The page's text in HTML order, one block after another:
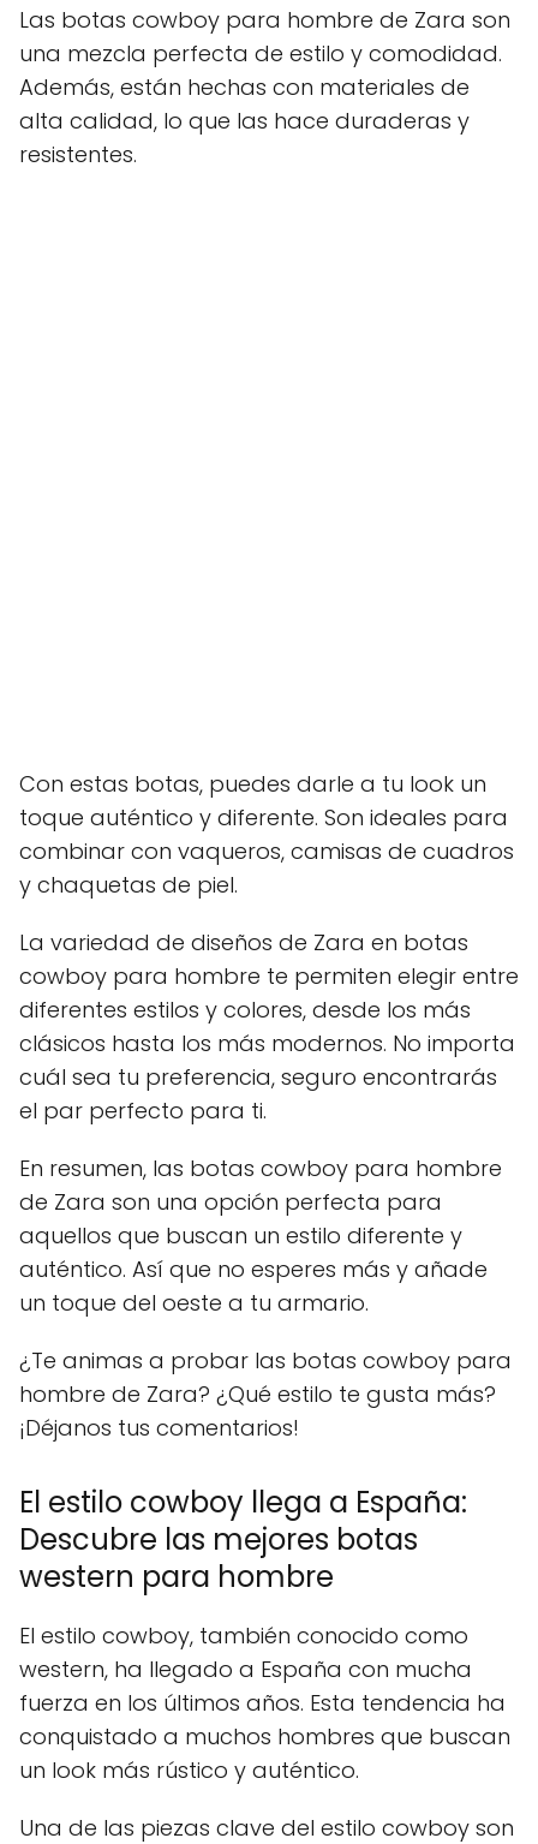
Las botas cowboy para hombre de Zara son
una mezcla perfecta de estilo y comodidad.
Además, están hechas con materiales de
alta calidad, lo que las hace duraderas y
resistentes.
Con estas botas, puedes darle a tu look un
toque auténtico y diferente. Son ideales para
combinar con vaqueros, camisas de cuadros
y chaquetas de piel.
La variedad de diseños de Zara en botas
cowboy para hombre te permiten elegir entre
diferentes estilos y colores, desde los más
clásicos hasta los más modernos. No importa
cuál sea tu preferencia, seguro encontrarás
el par perfecto para ti.
En resumen, las botas cowboy para hombre
de Zara son una opción perfecta para
aquellos que buscan un estilo diferente y
auténtico. Así que no esperes más y añade
un toque del oeste a tu armario.
¿Te animas a probar las botas cowboy para
hombre de Zara? ¿Qué estilo te gusta más?
¡Déjanos tus comentarios!
El estilo cowboy llega a España:
Descubre las mejores botas
western para hombre
El estilo cowboy, también conocido como
western, ha llegado a España con mucha
fuerza en los últimos años. Esta tendencia ha
conquistado a muchos hombres que buscan
un look más rústico y auténtico.
Una de las piezas clave del estilo cowboy son